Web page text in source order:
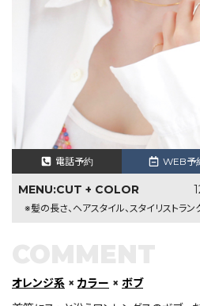
電話予約 WEB予
MENU:CUT + COLOR
※髪の長さ、ヘアスタイル、スタイリストラン
オレンジ系 × カラー × ボブ